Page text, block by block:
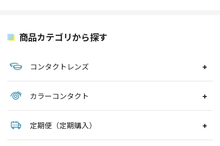
商品カテゴリから探す
コンタクトレンズ
カラーコンタクト
定期便（定期購入）